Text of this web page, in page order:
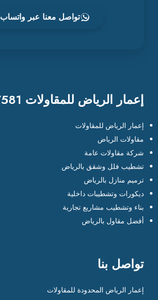
تواصل معنا عبر واتساب
إعمار الرياض للمقاولات 0569557581
إعمار الرياض للمقاولات
مقاولات الرياض
شركة مقاولات عامة
تشطيب فلل وشقق بالرياض
ترميم منازل بالرياض
ديكورات وتشطيبات داخلية
بناء وتشطيب مشاريع تجارية
أفضل مقاول بالرياض
تواصل بنا
إعمار الرياض المحدودة للمقاولات